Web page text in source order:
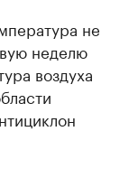
не
неделю
воздуха